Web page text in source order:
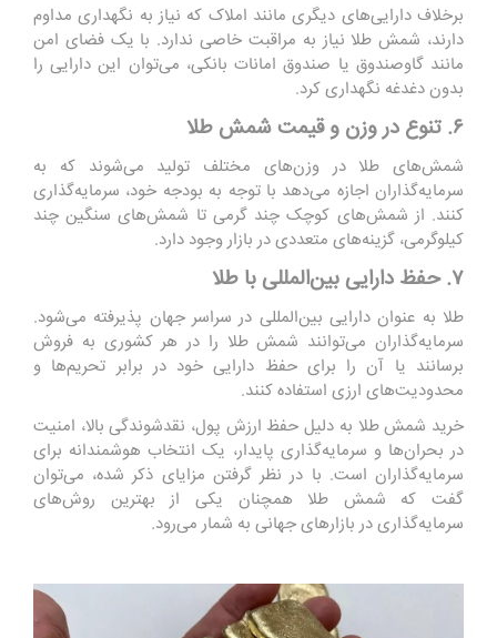
برخلاف دارایی‌های دیگری مانند املاک که نیاز به نگهداری مداوم
دارند، شمش طلا نیاز به مراقبت خاصی ندارد. با یک فضای امن
مانند گاوصندوق یا صندوق امانات بانکی، می‌توان این دارایی را
بدون دغدغه نگهداری کرد.
۶. تنوع در وزن و قیمت شمش طلا
شمش‌های طلا در وزن‌های مختلف تولید می‌شوند که به
سرمایه‌گذاران اجازه می‌دهد با توجه به بودجه خود، سرمایه‌گذاری
کنند. از شمش‌های کوچک چند گرمی تا شمش‌های سنگین چند
کیلوگرمی، گزینه‌های متعددی در بازار وجود دارد.
۷. حفظ دارایی بین‌المللی با طلا
طلا به عنوان دارایی بین‌المللی در سراسر جهان پذیرفته می‌شود.
سرمایه‌گذاران می‌توانند شمش طلا را در هر کشوری به فروش
برسانند یا آن را برای حفظ دارایی خود در برابر تحریم‌ها و
محدودیت‌های ارزی استفاده کنند.
خرید شمش طلا به دلیل حفظ ارزش پول، نقدشوندگی بالا، امنیت
در بحران‌ها و سرمایه‌گذاری پایدار، یک انتخاب هوشمندانه برای
سرمایه‌گذاران است. با در نظر گرفتن مزایای ذکر شده، می‌توان
گفت که شمش طلا همچنان یکی از بهترین روش‌های
سرمایه‌گذاری در بازارهای جهانی به شمار می‌رود.